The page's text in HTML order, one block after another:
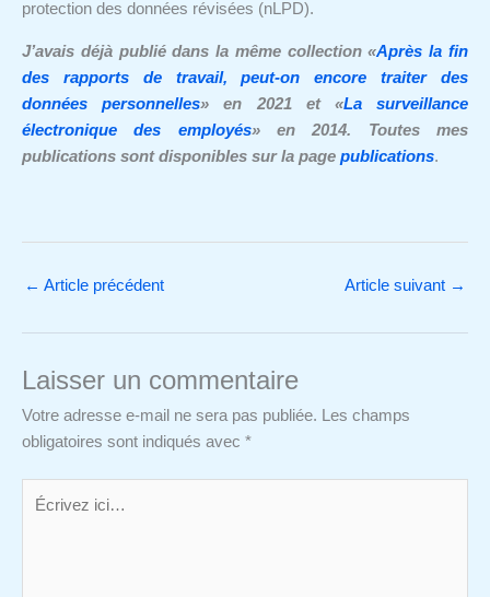
protection des données révisées (nLPD).
J’avais déjà publié dans la même collection «Après la fin
des rapports de travail, peut-on encore traiter des
données personnelles» en 2021 et «La surveillance
électronique des employés» en 2014. Toutes mes
publications sont disponibles sur la page publications.
← Article précédent Article suivant →
Laisser un commentaire
Votre adresse e-mail ne sera pas publiée.
Les champs
obligatoires sont indiqués avec *